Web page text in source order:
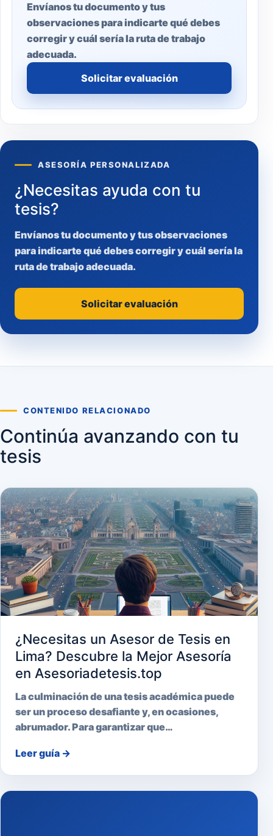
Envíanos tu documento y tus
observaciones para indicarte qué debes
corregir y cuál sería la ruta de trabajo
adecuada.
Solicitar evaluación
ASESORÍA PERSONALIZADA
¿Necesitas ayuda con tu
tesis?
Envíanos tu documento y tus observaciones
para indicarte qué debes corregir y cuál sería la
ruta de trabajo adecuada.
Solicitar evaluación
CONTENIDO RELACIONADO
Continúa avanzando con tu
tesis
¿Necesitas un Asesor de Tesis en
Lima? Descubre la Mejor Asesoría
en Asesoriadetesis.top
La culminación de una tesis académica puede
ser un proceso desafiante y, en ocasiones,
abrumador. Para garantizar que…
Leer guía →